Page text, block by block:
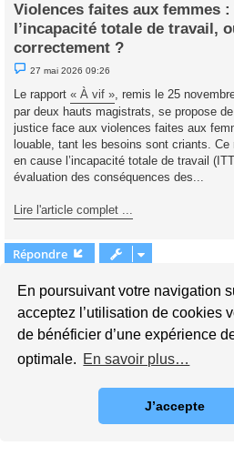
En poursuivant votre navigation
acceptez l’utilisation de cookies
de bénéficier d’une expérience
optimale. En savoir plus…
J’accepte
Violences faites aux femmes
l’incapacité totale de travail,
correctement ?
M
e
s
a
e
n
n
l
27 mai 2026 09:26
Le rapport « À vif », remis le 25
par deux hauts magistrats, se propose
justice face aux violences faites aux
louable, tant les besoins sont criants.
en cause l’incapacité totale de travail
évaluation des conséquences des...
Lire l'article complet ...
Répondre
Supprimer les